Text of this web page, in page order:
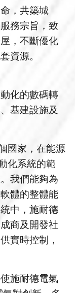
，共築城
務宗旨，致
，不斷優化
資源。
化的數碼轉
基建設施及
國家，在能源
化系統的範
我們能夠為
體的整體能
中，施耐德
商及開發社
實時控制，
施耐德電氣